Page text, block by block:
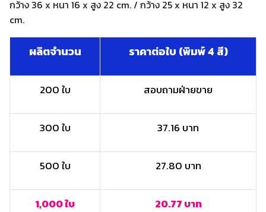
กว้าง 36 x หนา 16 x สูง 22 cm. / กว้าง 25 x หนา 12 x สูง 32
cm.
ผลิตจำนวน ราคาต่อใบ (พิมพ์ 4 สี)
200 ใบ สอบถามฝ่ายขาย
300 ใบ 37.16 บาท
500 ใบ 27.80 บาท
1,000 ใบ 20.77 บาท